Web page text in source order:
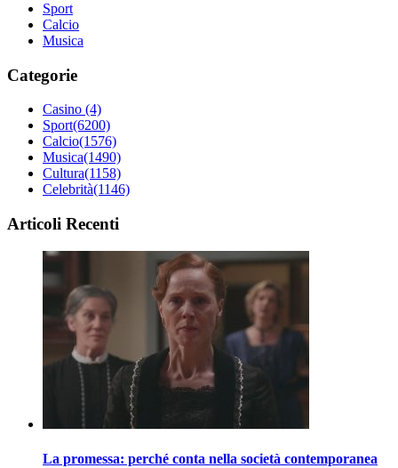
Sport
Calcio
Musica
Categorie
Casino (4)
Sport(6200)
Calcio(1576)
Musica(1490)
Cultura(1158)
Celebrità(1146)
Articoli Recenti
La promessa: perché conta nella società contemporanea